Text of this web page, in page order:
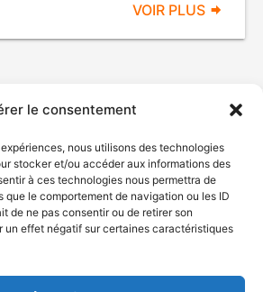
le consentement
nous utilisons des technologies
stocker et/ou accéder aux informations des
à ces technologies nous permettra de
que le comportement de navigation ou les ID
de ne pas consentir ou de retirer son
un effet négatif sur certaines caractéristiques
VOIR PLUS
du Québec, 2026
Plan du site